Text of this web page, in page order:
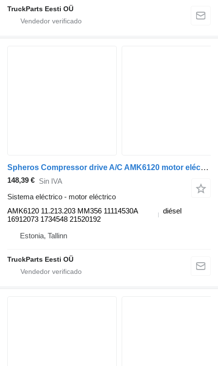
TruckParts Eesti OÜ
Spheros Compressor drive A/C AMK6120 motor eléctrico para Scania K autobús
148,39 € Sin IVA
Sistema eléctrico - motor eléctrico
AMK6120 11.213.203 MM356 11114530A
16912073 1734548 21520192
diésel
Estonia, Tallinn
TruckParts Eesti OÜ